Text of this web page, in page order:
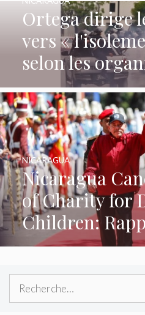
Ortega dirige
vers «
selon les
Nicaragua
of Charity for
Children:
NICARAGUA
Rechercher :